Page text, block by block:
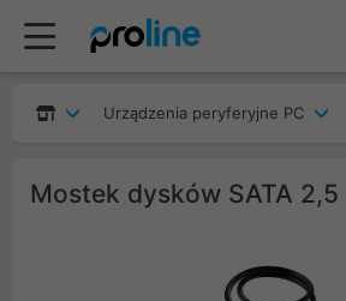
Urządzenia peryferyjne PC
Mostek dysków SATA 2,5